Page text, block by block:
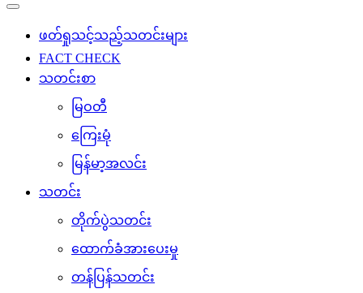
ဖတ်ရှုသင့်သည့်သတင်းများ
FACT CHECK
သတင်းစာ
မြဝတီ
ကြေးမုံ
မြန်မာ့အလင်း
သတင်း
တိုက်ပွဲသတင်း
ထောက်ခံအားပေးမှု
တန်ပြန်သတင်း